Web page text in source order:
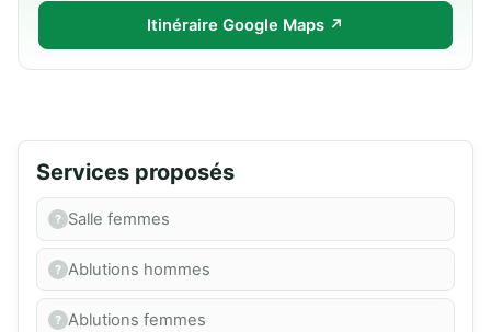
Itinéraire Google Maps ↗
Services proposés
Salle femmes
Ablutions hommes
Ablutions femmes